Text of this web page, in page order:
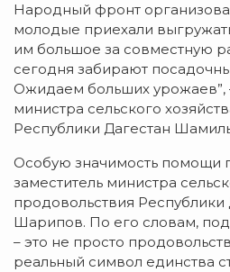
Народный фронт
молодые приехали
им большое за совместную
сегодня забирают
Ожидаем больших урожаев”,
министра сельского
Республики Дагестан
Особую значимость помощи
заместитель министра
продовольствия
Шарипов. По его словам,
– это не просто
реальный символ единства